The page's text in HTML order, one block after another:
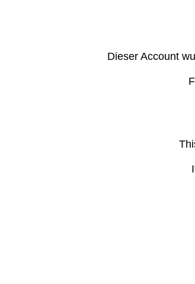
Dieser Account